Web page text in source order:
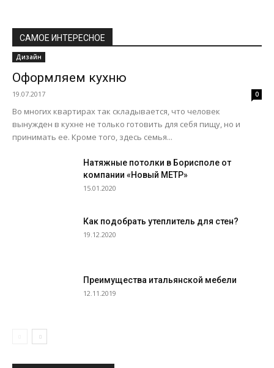
САМОЕ ИНТЕРЕСНОЕ
Дизайн
Оформляем кухню
19.07.2017 0
Во многих квартирах так складывается, что человек
вынужден в кухне не только готовить для себя пищу, но и
принимать ее. Кроме того, здесь семья...
Натяжные потолки в Борисполе от
компании «Новый МЕТР»
15.01.2020
Как подобрать утеплитель для стен?
19.12.2020
Преимущества итальянской мебели
12.11.2019